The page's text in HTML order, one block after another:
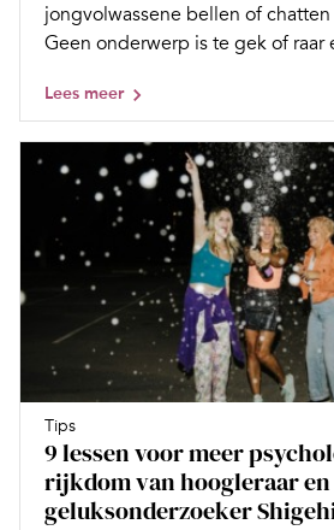
jongvolwassene bellen of
Geen onderwerp is te gek of raar
Lees meer
Tips
9 lessen voor meer
rijkdom van hoogleraar en
geluksonderzoeker